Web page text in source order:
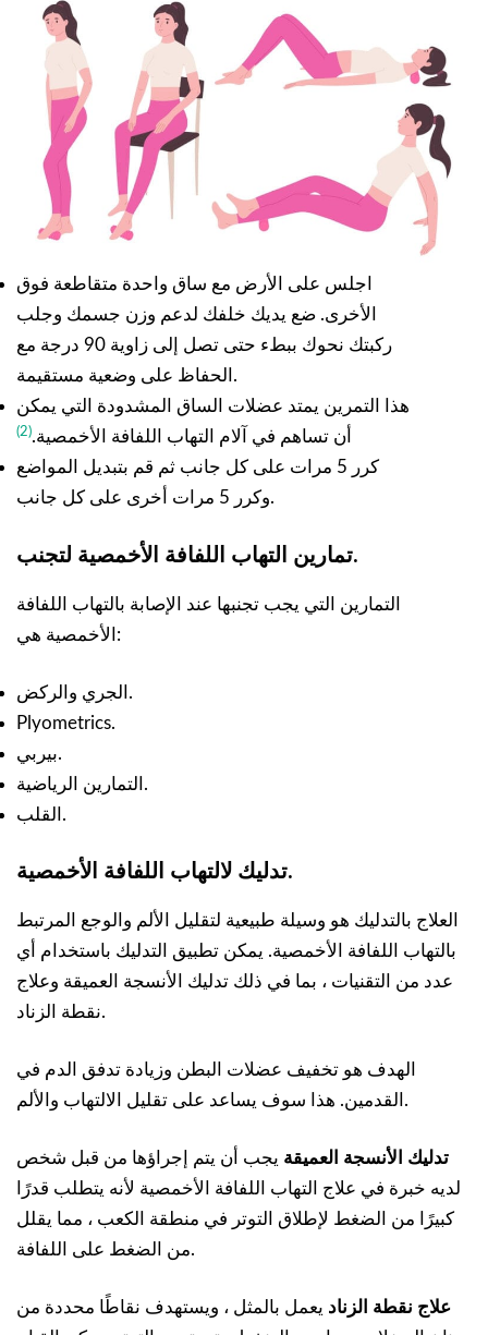
اجلس على الأرض مع ساق واحدة متقاطعة فوق
الأخرى. ضع يديك خلفك لدعم وزن جسمك وجلب
ركبتك نحوك ببطء حتى تصل إلى زاوية 90 درجة مع
الحفاظ على وضعية مستقيمة.
هذا التمرين يمتد عضلات الساق المشدودة التي يمكن
أن تساهم في آلام التهاب اللفافة الأخمصية.(2)
كرر 5 مرات على كل جانب ثم قم بتبديل المواضع
وكرر 5 مرات أخرى على كل جانب.
تمارين التهاب اللفافة الأخمصية لتجنب.
التمارين التي يجب تجنبها عند الإصابة بالتهاب اللفافة
الأخمصية هي:
الجري والركض.
Plyometrics.
بيربي.
التمارين الرياضية.
القلب.
تدليك لالتهاب اللفافة الأخمصية.
العلاج بالتدليك هو وسيلة طبيعية لتقليل الألم والوجع المرتبط
بالتهاب اللفافة الأخمصية. يمكن تطبيق التدليك باستخدام أي
عدد من التقنيات ، بما في ذلك تدليك الأنسجة العميقة وعلاج
نقطة الزناد.
الهدف هو تخفيف عضلات البطن وزيادة تدفق الدم في
القدمين. هذا سوف يساعد على تقليل الالتهاب والألم.
تدليك الأنسجة العميقة يجب أن يتم إجراؤها من قبل شخص
لديه خبرة في علاج التهاب اللفافة الأخمصية لأنه يتطلب قدرًا
كبيرًا من الضغط لإطلاق التوتر في منطقة الكعب ، مما يقلل
من الضغط على اللفافة.
علاج نقطة الزناد يعمل بالمثل ، ويستهدف نقاطًا محددة من